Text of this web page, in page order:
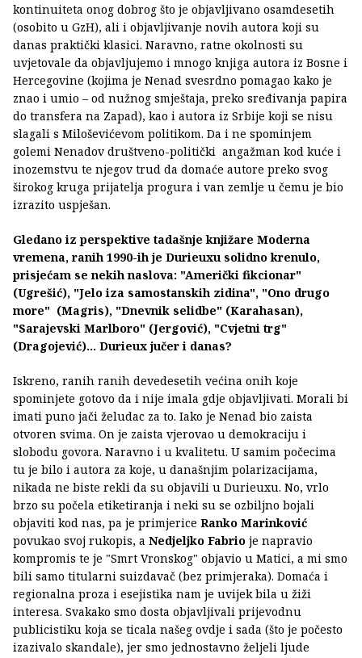
kontinuiteta onog dobrog što je objavljivano osamdesetih
(osobito u GzH), ali i objavljivanje novih autora koji su
danas praktički klasici. Naravno, ratne okolnosti su
uvjetovale da objavljujemo i mnogo knjiga autora iz Bosne i
Hercegovine (kojima je Nenad svesrdno pomagao kako je
znao i umio – od nužnog smještaja, preko sređivanja papira
do transfera na Zapad), kao i autora iz Srbije koji se nisu
slagali s Miloševićevom politikom. Da i ne spominjem
golemi Nenadov društveno-politički angažman kod kuće i
inozemstvu te njegov trud da domaće autore preko svog
širokog kruga prijatelja progura i van zemlje u čemu je bio
izrazito uspješan.
Gledano iz perspektive tadašnje knjižare Moderna
vremena, ranih 1990-ih je Durieuxu solidno krenulo,
prisjećam se nekih naslova: "Američki fikcionar"
(Ugrešić), "Jelo iza samostanskih zidina", "Ono drugo
more" (Magris), "Dnevnik selidbe" (Karahasan),
"Sarajevski Marlboro" (Jergović), "Cvjetni trg"
(Dragojević)... Durieux jučer i danas?
Iskreno, ranih ranih devedesetih većina onih koje
spominjete gotovo da i nije imala gdje objavljivati. Morali bi
imati puno jači želudac za to. Iako je Nenad bio zaista
otvoren svima. On je zaista vjerovao u demokraciju i
slobodu govora. Naravno i u kvalitetu. U samim počecima
tu je bilo i autora za koje, u današnjim polarizacijama,
nikada ne biste rekli da su objavili u Durieuxu. No, vrlo
brzo su počela etiketiranja i neki su se ozbiljno bojali
objaviti kod nas, pa je primjerice Ranko Marinković
povukao svoj rukopis, a Nedjeljko Fabrio je napravio
kompromis te je "Smrt Vronskog" objavio u Matici, a mi smo
bili samo titularni suizdavač (bez primjeraka). Domaća i
regionalna proza i esejistika nam je uvijek bila u žiži
interesa. Svakako smo dosta objavljivali prijevodnu
publicistiku koja se ticala našeg ovdje i sada (što je počesto
izazivalo skandale), jer smo jednostavno željeli ljude